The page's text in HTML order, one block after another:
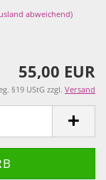
abweichend)
55,00 EUR
§19 UStG zzgl. Versand